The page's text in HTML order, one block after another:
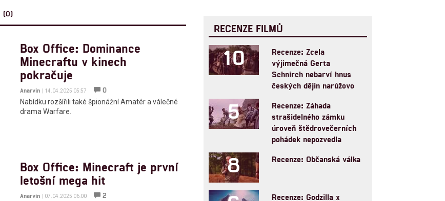
(0)
Box Office: Dominance
Minecraftu v kinech
pokračuje
Anarvin | 14.04.2025 05:57
0
Nabídku rozšířili také špionážní Amatér a válečné
drama Warfare.
Box Office: Minecraft je první
letošní mega hit
Anarvin | 07.04.2025 06:00
2
RECENZE FILMŮ
10
Recenze: Zcela
výjimečná Gerta
Schnirch nebarví hnus
českých dějin narůžovo
5
Recenze: Záhada
strašidelného zámku
úroveň štědrovečerních
pohádek nepozvedla
8 Recenze: Občanská válka
Recenze: Godzilla x